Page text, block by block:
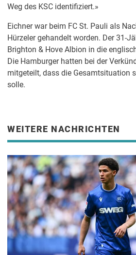
Weg des KSC identifiziert.»
Eichner war beim FC St. Pauli als
Hürzeler gehandelt worden. Der 31-
Brighton & Hove Albion in die
Die Hamburger hatten bei der
mitgeteilt, dass die Gesamtsituation
solle.
WEITERE NACHRICHTEN